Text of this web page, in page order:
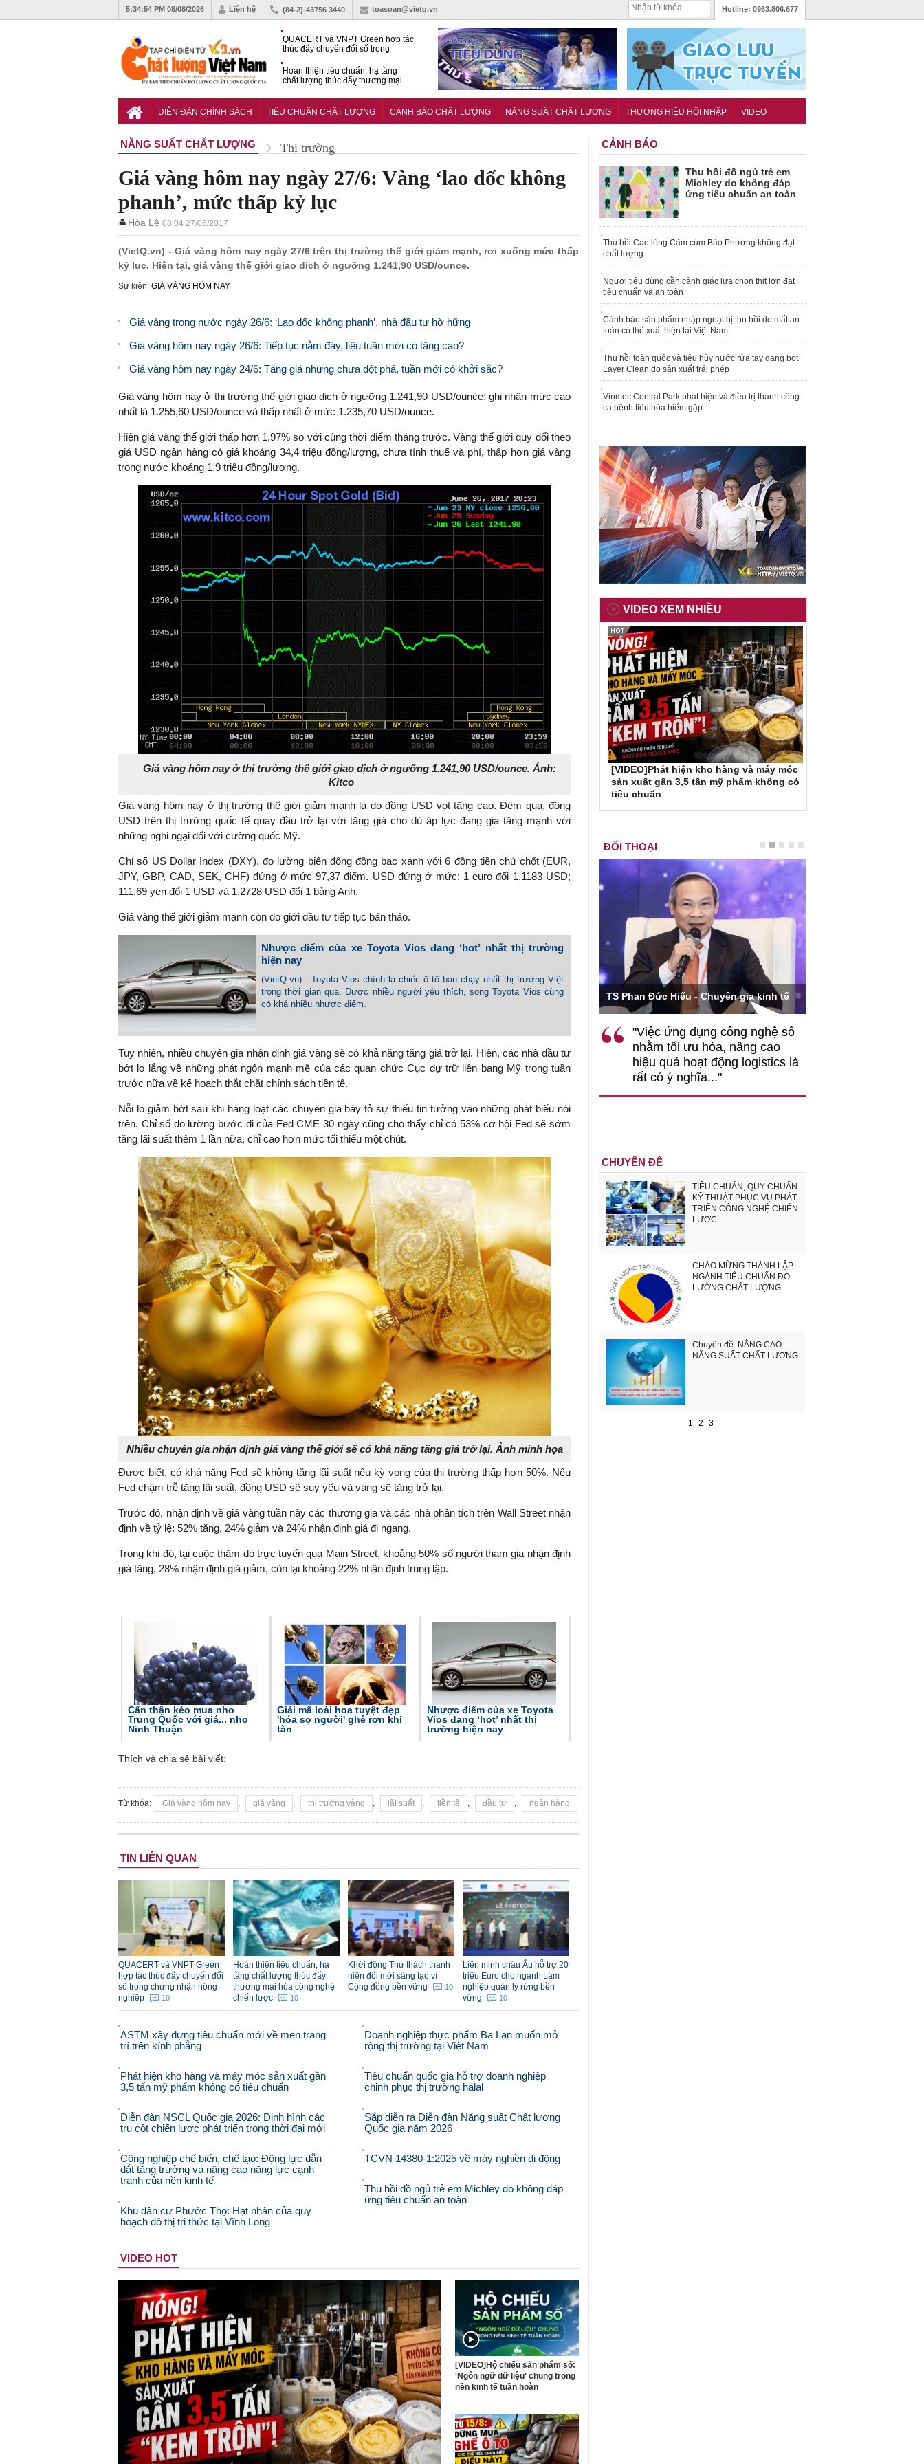
5:34:55 PM 08/08/2026 Liên hệ (84-2)-43756 3440 toasoan@vietq.vn Hotline: 0963.806.677
QUACERT và VNPT Green hợp tác
thúc đẩy chuyển đổi số trong
Hoàn thiện tiêu chuẩn, hạ tầng
chất lượng thúc đẩy thương mại
nghiền di động
DIỄN ĐÀN CHÍNH SÁCH TIÊU CHUẨN CHẤT LƯỢNG CẢNH BÁO CHẤT LƯỢNG NĂNG SUẤT CHẤT LƯỢNG THƯƠNG HIỆU HỘI NHẬP VIDEO
NĂNG SUẤT CHẤT LƯỢNG Thị trường
Giá vàng hôm nay ngày 27/6: Vàng ‘lao dốc không
phanh’, mức thấp kỷ lục
Hòa Lê 08:04 27/06/2017
(VietQ.vn) - Giá vàng hôm nay ngày 27/6 trên thị trường thế giới giảm mạnh, rơi xuống mức thấp
kỷ lục. Hiện tại, giá vàng thế giới giao dịch ở ngưỡng 1.241,90 USD/ounce.
Sự kiện: GIÁ VÀNG HÔM NAY
Giá vàng trong nước ngày 26/6: ‘Lao dốc không phanh’, nhà đầu tư hờ hững
Giá vàng hôm nay ngày 26/6: Tiếp tục nằm đáy, liệu tuần mới có tăng cao?
Giá vàng hôm nay ngày 24/6: Tăng giá nhưng chưa đột phá, tuần mới có khởi sắc?
Giá vàng hôm nay ở thị trường thế giới giao dịch ở ngưỡng 1.241,90 USD/ounce; ghi nhận mức cao
nhất là 1.255,60 USD/ounce và thấp nhất ở mức 1.235,70 USD/ounce.
Hiện giá vàng thế giới thấp hơn 1,97% so với cùng thời điểm tháng trước. Vàng thế giới quy đổi theo
giá USD ngân hàng có giá khoảng 34,4 triệu đồng/lượng, chưa tính thuế và phí, thấp hơn giá vàng
trong nước khoảng 1,9 triệu đồng/lượng.
Giá vàng hôm nay ở thị trường thế giới giao dịch ở ngưỡng 1.241,90 USD/ounce. Ảnh:
Kitco
Giá vàng hôm nay ở thị trường thế giới giảm mạnh là do đồng USD vọt tăng cao. Đêm qua, đồng
USD trên thị trường quốc tế quay đầu trở lại với tăng giá cho dù áp lực đang gia tăng mạnh với
những nghi ngại đối với cường quốc Mỹ.
Chỉ số US Dollar Index (DXY), đo lường biến động đồng bạc xanh với 6 đồng tiền chủ chốt (EUR,
JPY, GBP, CAD, SEK, CHF) đứng ở mức 97,37 điểm. USD đứng ở mức: 1 euro đổi 1,1183 USD;
111,69 yen đổi 1 USD và 1,2728 USD đổi 1 bảng Anh.
Giá vàng thế giới giảm mạnh còn do giới đầu tư tiếp tục bán tháo.
Nhược điểm của xe Toyota Vios đang ‘hot’ nhất thị trường
hiện nay
(VietQ.vn) - Toyota Vios chính là chiếc ô tô bán chạy nhất thị trường Việt
trong thời gian qua. Được nhiều người yêu thích, song Toyota Vios cũng
có khá nhiều nhược điểm.
Tuy nhiên, nhiều chuyên gia nhận định giá vàng sẽ có khả năng tăng giá trở lại. Hiện, các nhà đầu tư
bớt lo lắng về những phát ngôn mạnh mẽ của các quan chức Cục dự trữ liên bang Mỹ trong tuần
trước nữa về kế hoạch thắt chặt chính sách tiền tệ.
Nỗi lo giảm bớt sau khi hàng loạt các chuyên gia bày tỏ sự thiếu tin tưởng vào những phát biểu nói
trên. Chỉ số đo lường bước đi của Fed CME 30 ngày cũng cho thấy chỉ có 53% cơ hội Fed sẽ sớm
tăng lãi suất thêm 1 lần nữa, chỉ cao hơn mức tối thiểu một chút.
Nhiều chuyên gia nhận định giá vàng thế giới sẽ có khả năng tăng giá trở lại. Ảnh minh họa
Được biết, có khả năng Fed sẽ không tăng lãi suất nếu kỳ vọng của thị trường thấp hơn 50%. Nếu
Fed chậm trễ tăng lãi suất, đồng USD sẽ suy yếu và vàng sẽ tăng trở lại.
Trước đó, nhận định về giá vàng tuần này các thương gia và các nhà phân tích trên Wall Street nhận
định về tỷ lệ: 52% tăng, 24% giảm và 24% nhận định giá đi ngang.
Trong khi đó, tại cuộc thăm dò trực tuyến qua Main Street, khoảng 50% số người tham gia nhận định
giá tăng, 28% nhận định giá giảm, còn lại khoảng 22% nhận định trung lập.
Cẩn thận kẻo mua nho
Trung Quốc với giá... nho
Ninh Thuận
Giải mã loài hoa tuyệt đẹp
'hóa sọ người' ghê rợn khi
tàn
Nhược điểm của xe Toyota
Vios đang ‘hot’ nhất thị
trường hiện nay
Thích và chia sẻ bài viết:
Từ khóa: Giá vàng hôm nay , giá vàng , thị trường vàng , lãi suất , tiền tệ , đầu tư , ngân hàng
TIN LIÊN QUAN
QUACERT và VNPT Green
hợp tác thúc đẩy chuyển đổi
số trong chứng nhận nông
nghiệp
10
Hoàn thiện tiêu chuẩn, hạ
tầng chất lượng thúc đẩy
thương mại hóa công nghệ
chiến lược
10
Khởi động Thử thách thanh
niên đổi mới sáng tạo vì
Cộng đồng bền vững
10
Liên minh châu Âu hỗ trợ 20
triệu Euro cho ngành Lâm
nghiệp quản lý rừng bền
vững
10
ASTM xây dựng tiêu chuẩn mới về men trang
trí trên kính phẳng
Phát hiện kho hàng và máy móc sản xuất gần
3,5 tấn mỹ phẩm không có tiêu chuẩn
Diễn đàn NSCL Quốc gia 2026: Định hình các
trụ cột chiến lược phát triển trong thời đại mới
Công nghiệp chế biến, chế tạo: Động lực dẫn
dắt tăng trưởng và nâng cao năng lực cạnh
tranh của nền kinh tế
Khu dân cư Phước Thọ: Hạt nhân của quy
hoạch đô thị tri thức tại Vĩnh Long
Doanh nghiệp thực phẩm Ba Lan muốn mở
rộng thị trường tại Việt Nam
Tiêu chuẩn quốc gia hỗ trợ doanh nghiệp
chinh phục thị trường halal
Sắp diễn ra Diễn đàn Năng suất Chất lượng
Quốc gia năm 2026
TCVN 14380-1:2025 về máy nghiền di động
Thu hồi đồ ngủ trẻ em Michley do không đáp
ứng tiêu chuẩn an toàn
VIDEO HOT
[VIDEO]Hộ chiếu sản phẩm số:
'Ngôn ngữ dữ liệu' chung trong
nền kinh tế tuần hoàn
CẢNH BÁO
Thu hồi đồ ngủ trẻ em
Michley do không đáp
ứng tiêu chuẩn an toàn
Thu hồi Cao lỏng Cảm cúm Bảo Phương không đạt
chất lượng
Người tiêu dùng cần cảnh giác lựa chọn thịt lợn đạt
tiêu chuẩn và an toàn
Cảnh báo sản phẩm nhập ngoại bị thu hồi do mất an
toàn có thể xuất hiện tại Việt Nam
Thu hồi toàn quốc và tiêu hủy nước rửa tay dạng bọt
Layer Clean do sản xuất trái phép
Vinmec Central Park phát hiện và điều trị thành công
ca bệnh tiêu hóa hiếm gặp
VIDEO XEM NHIỀU
[VIDEO]Phát hiện kho hàng và máy móc
sản xuất gần 3,5 tấn mỹ phẩm không có
tiêu chuẩn
ĐỐI THOẠI
TS. Nguyễn Đức Độ - Phó Viện trưởng
Viện Kinh tế Tài chính
ngay từ bây giờ và trên thực tế
đang được tiến hành như tăng
đầu tư cho khoa học công
nghệ; ban hành các cơ chế
khuyến khích đổi mới sáng tạo,
khởi nghiệp..."
sách tài khóa không chỉ mang ý
nghĩa hỗ trợ ngắn hạn mà còn
đóng vai trò tạo nền tảng cho
TS Phan Đức Hiếu - Chuyên gia kinh tế
"Việc ứng dụng công nghệ số
nhằm tối ưu hóa, nâng cao
hiệu quả hoạt động logistics là
rất có ý nghĩa..."
CHUYÊN ĐỀ
TIÊU CHUẨN, QUY CHUẨN
KỸ THUẬT PHỤC VỤ PHÁT
TRIỂN CÔNG NGHỆ CHIẾN
LƯỢC
CHÀO MỪNG THÀNH LẬP
NGÀNH TIÊU CHUẨN ĐO
LƯỜNG CHẤT LƯỢNG
Chuyên đề: NÂNG CAO
NĂNG SUẤT CHẤT LƯỢNG
1 2 3